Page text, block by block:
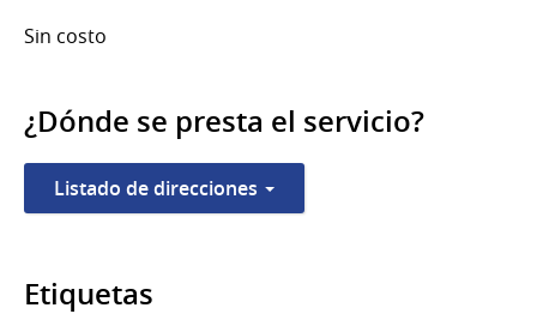
Sin costo
¿Dónde se presta el servicio?
Listado de direcciones
Etiquetas